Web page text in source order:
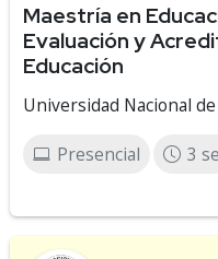
Maestría en
Evaluación y
Educación
Universidad Nacional
Presencial 3